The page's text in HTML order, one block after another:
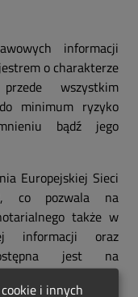
informacji
o charakterze
wszystkim
minimum ryzyko
bądź jego
Europejskiej Sieci
co pozwala na
także w
informacji oraz
jest na
i innych